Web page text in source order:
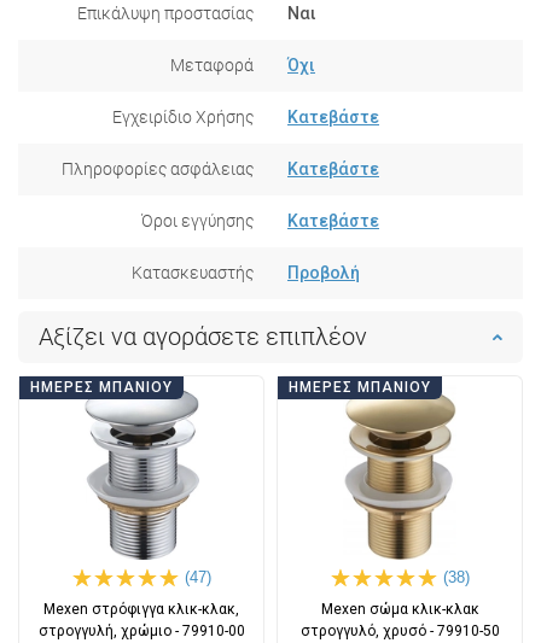
Επικάλυψη προστασίας Ναι
Μεταφορά Όχι
Εγχειρίδιο Χρήσης Κατεβάστε
Πληροφορίες ασφάλειας Κατεβάστε
Όροι εγγύησης Κατεβάστε
Κατασκευαστής Προβολή
Αξίζει να αγοράσετε επιπλέον
ΗΜΈΡΕΣ ΜΠΆΝΙΟΥ
(47)
Mexen στρόφιγγα κλικ-κλακ,
στρογγυλή, χρώμιο - 79910-00
ΗΜΈΡΕΣ ΜΠΆΝΙΟΥ
(38)
Mexen σώμα κλικ-κλακ
στρογγυλό, χρυσό - 79910-50